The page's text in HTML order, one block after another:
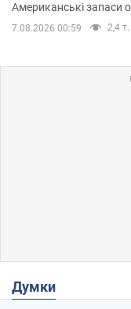
Американські запаси
7.08.2026 00:59 2,4 т.
Думки